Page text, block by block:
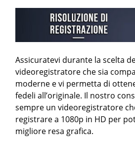
Assicuratevi durante la scelta
videoregistratore che sia
moderne e vi permetta di
fedeli all’originale. Il nostro
sempre un videoregistratore
registrare a 1080p in HD per
migliore resa grafica.